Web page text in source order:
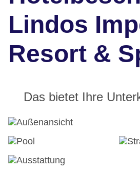
Lindos
Resort &
Das bietet Ihre